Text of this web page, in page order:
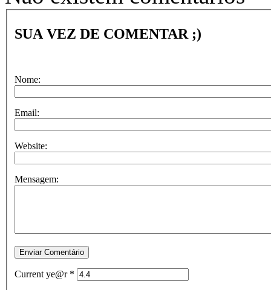
SUA VEZ DE COMENTAR ;)
Nome:
Email:
Website:
Mensagem:
Current ye@r *